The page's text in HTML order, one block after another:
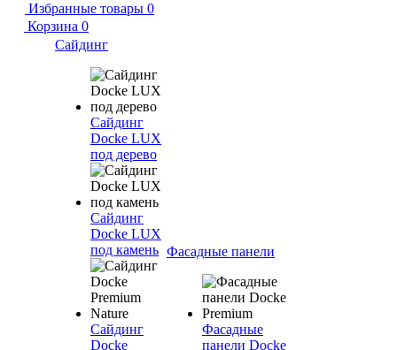
Избранные товары 0
Корзина 0
Сайдинг
Сайдинг
Docke LUX
под дерево
Сайдинг
Docke LUX
под камень
Сайдинг
Docke
Фасадные панели
Фасадные
панели Docke